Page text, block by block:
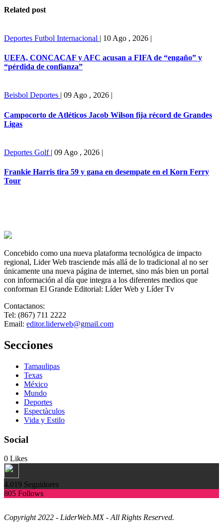
Related post
Deportes Futbol Internacional | 10 Ago , 2026 |
UEFA, CONCACAF y AFC acusan a FIFA de “engaño” y
“pérdida de confianza”
Beisbol Deportes | 09 Ago , 2026 |
Campocorto de Atléticos Jacob Wilson fija récord de Grandes
Ligas
Deportes Golf | 09 Ago , 2026 |
Frankie Harris tira 59 y gana en desempate en el Korn Ferry
Tour
Concebido como una nueva plataforma tecnológica de impacto
regional, Lider Web trasciende más allá de lo tradicional al no ser
únicamente una nueva página de internet, sino más bien un portal
con información al día que integra a los diferentes medios que
conforman El Grande Editorial: Líder Web y Líder Tv
Contactanos:
Tel: (867) 711 2222
Email: editor.liderweb@gmail.com
Secciones
Tamaulipas
Texas
México
Mundo
Deportes
Espectàculos
Vida y Estilo
Social
0 Likes
4.019 Seguidores
805 Follows
Copyright 2022 - LiderWeb.MX - All Rights Reserved.